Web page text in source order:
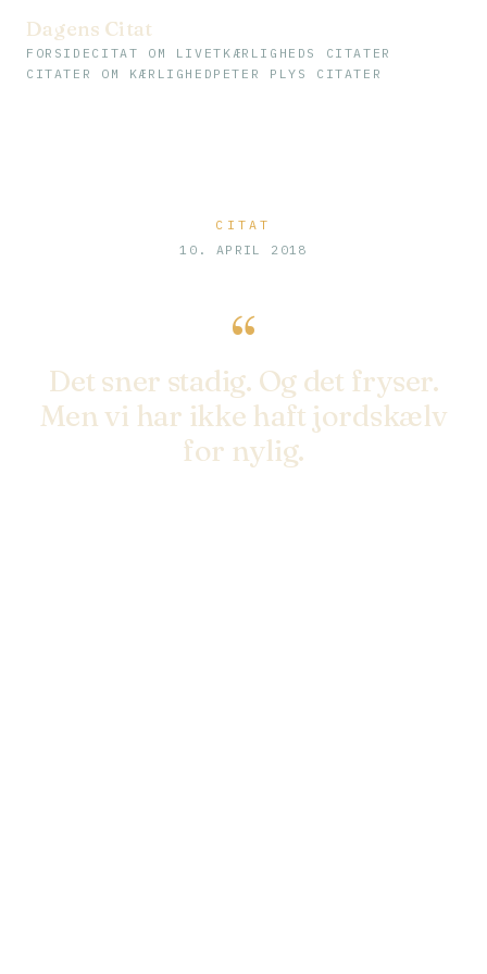
Dagens Citat
FORSIDE CITAT OM LIVET KÆRLIGHEDS CITATER
CITATER OM KÆRLIGHED PETER PLYS CITATER
CITAT
10. APRIL 2018
“
Det sner stadig. Og det fryser.
Men vi har ikke haft jordskælv
for nylig.